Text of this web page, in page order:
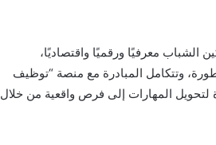
معرفيًا ورقميًا واقتصاديًا،
وتتكامل المبادرة مع منصة “توظيف
المهارات إلى فرص واقعية من خلال